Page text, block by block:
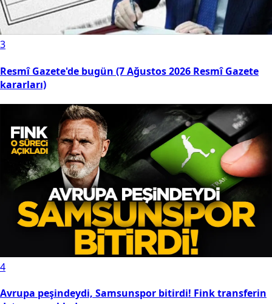
3
Resmî Gazete'de bugün (7 Ağustos 2026 Resmî Gazete
kararları)
4
Avrupa peşindeydi, Samsunspor bitirdi! Fink transferin